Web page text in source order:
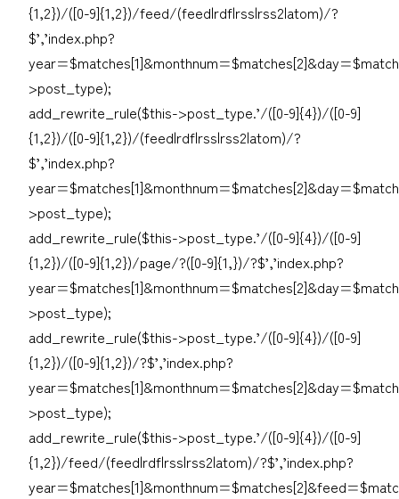
{1,2})/([0-9]{1,2})/feed/(feed|rdf|rss|rss2|atom)/?
$’,’index.php?
>post_type);
add_rewrite_rule($this->post_type.’/([0-9]{4})/([0-9]
{1,2})/([0-9]{1,2})/(feed|rdf|rss|rss2|atom)/?
$’,’index.php?
>post_type);
add_rewrite_rule($this->post_type.’/([0-9]{4})/([0-9]
{1,2})/([0-9]{1,2})/page/?([0-9]{1,})/?$’,’index.php?
>post_type);
add_rewrite_rule($this->post_type.’/([0-9]{4})/([0-9]
{1,2})/([0-9]{1,2})/?$’,’index.php?
>post_type);
add_rewrite_rule($this->post_type.’/([0-9]{4})/([0-9]
{1,2})/feed/(feed|rdf|rss|rss2|atom)/?$’,’index.php?